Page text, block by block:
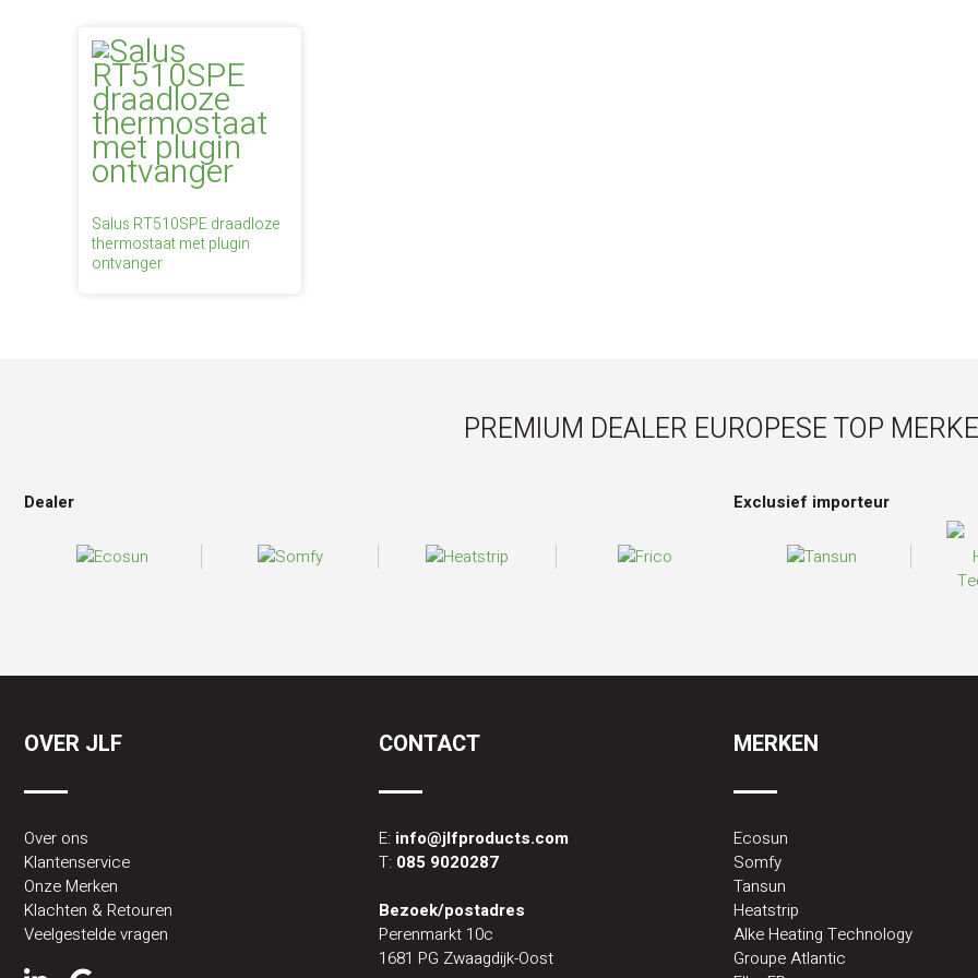
Salus RT510SPE draadloze
thermostaat met plugin
ontvanger
PREMIUM DEALER EUROPESE TOP
Dealer Exclusief importeur
OVER JLF
Over ons
Klantenservice
Onze Merken
Klachten & Retouren
Veelgestelde vragen
CONTACT
E: info@jlfproducts.com
T: 085 9020287
Bezoek/postadres
Perenmarkt 10c
1681 PG Zwaagdijk-Oost
MERKEN
Ecosun
Somfy
Tansun
Heatstrip
Alke Heating Technology
Groupe Atlantic